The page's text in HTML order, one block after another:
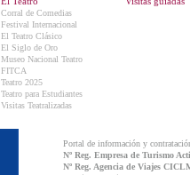
Corral de Comedias
Festival Internacional
El Teatro Clásico
El Siglo de Oro
Museo Nacional Teatro
FITCA
Teatro 2025
Teatro para Estudiantes
Visitas Teatralizadas
Portal de información y
Nº Reg. Empresa de Turismo
Nº Reg. Agencia de Viajes